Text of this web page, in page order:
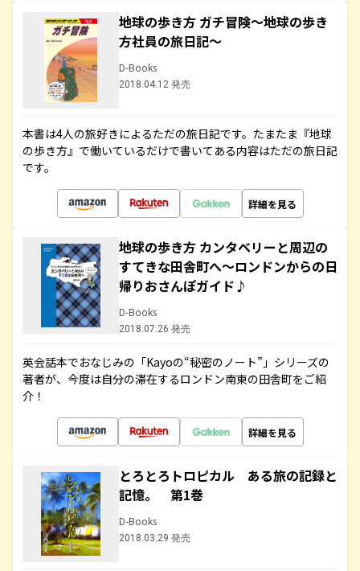
地球の歩き方 ガチ冒険～地球の歩き
方社員の旅日記～
D-Books
2018.04.12 発売
本書は4人の旅好きによるただの旅日記です。たまたま『地球
の歩き方』で働いているだけで書いてある内容はただの旅日記
です。
詳細を見る
地球の歩き方 カンタベリーと周辺の
すてきな田舎町へ～ロンドンからの日
帰りおさんぽガイド♪
D-Books
2018.07.26 発売
英会話本でおなじみの「Kayoの“秘密のノート”」シリーズの
著者が、今度は自分の滞在するロンドン南東の田舎町をご紹
介！
詳細を見る
とろとろトロピカル ある旅の記録と
記憶。 第1巻
D-Books
2018.03.29 発売